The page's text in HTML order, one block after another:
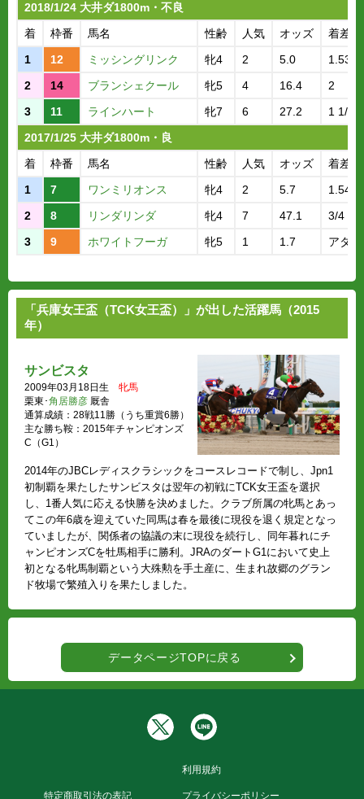
2018/1/24 大井ダ1800m・不良
着
枠番 馬名 性齢 人気 オッズ
着差
1
12 ミッシングリンク 牝4 2 5.0
1.53.9
2
14 ブランシェクール 牝5 4 16.4
2
3
11 ラインハート 牝7 6 27.2
1 1/2
2017/1/25 大井ダ1800m・良
着
枠番 馬名 性齢 人気 オッズ
着差
1
7 ワンミリオンス 牝4 2 5.7
1.54.1
2
8 リンダリンダ 牝4 7 47.1
3/4
3
9 ホワイトフーガ 牝5 1 1.7 アタマ
「兵庫女王盃（TCK女王盃）」が出した活躍馬（2015
年）
サンビスタ
2009年03月18日生 牝馬
栗東･角居勝彦 厩舎
通算成績：28戦11勝（うち重賞6勝）
主な勝ち鞍：2015年チャンピオンズ
C（G1）
2014年のJBCレディスクラシックをコースレコードで制し、Jpn1
初制覇を果たしたサンビスタは翌年の初戦にTCK女王盃を選択
し、1番人気に応える快勝を決めました。クラブ所属の牝馬とあっ
てこの年6歳を迎えていた同馬は春を最後に現役を退く規定となっ
ていましたが、関係者の協議の末に現役を続行し、同年暮れにチ
ャンピオンズCを牡馬相手に勝利。JRAのダートG1において史上
初となる牝馬制覇という大殊勲を手土産に、生まれ故郷のグラン
ド牧場で繁殖入りを果たしました。
データページTOPに戻る
利用規約
特定商取引法の表記 プライバシーポリシー